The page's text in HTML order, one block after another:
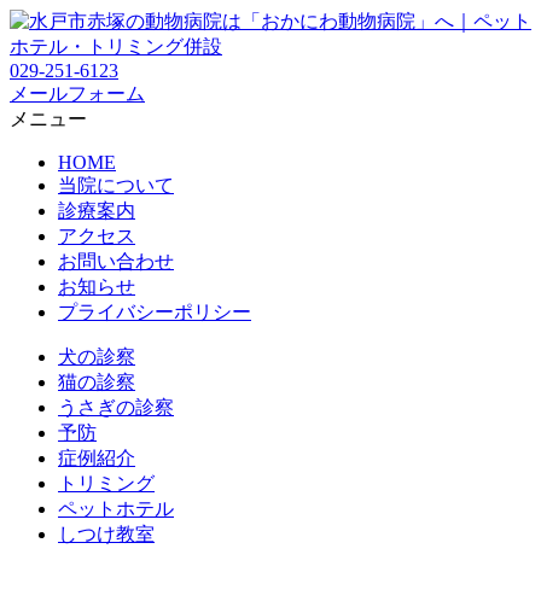
029-251-6123
メールフォーム
メニュー
HOME
当院について
診療案内
アクセス
お問い合わせ
お知らせ
プライバシーポリシー
犬の診察
猫の診察
うさぎの診察
予防
症例紹介
トリミング
ペットホテル
しつけ教室